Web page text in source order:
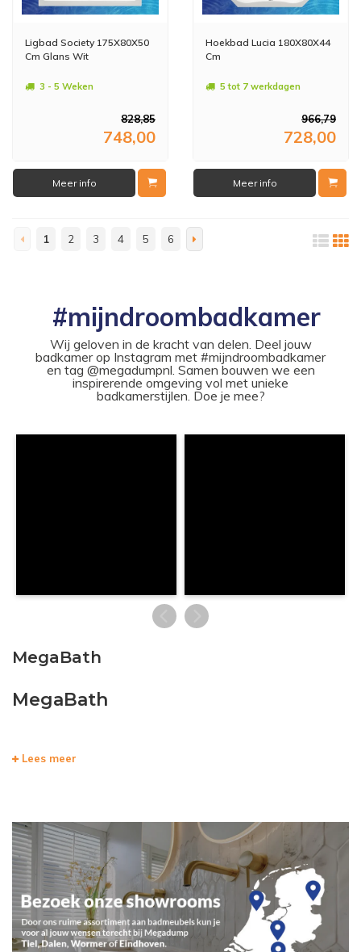
Ligbad Society 175X80X50
Cm Glans Wit
3 - 5 Weken
828,85
748,00
Meer info
Hoekbad Lucia 180X80X44
Cm
5 tot 7 werkdagen
966,79
728,00
Meer info
1 2 3 4 5 6
#mijndroombadkamer
Wij geloven in de kracht van delen. Deel jouw
badkamer op Instagram met #mijndroombadkamer
en tag @megadumpnl. Samen bouwen we een
inspirerende omgeving vol met unieke
badkamerstijlen. Doe je mee?
MegaBath
MegaBath
Lees meer